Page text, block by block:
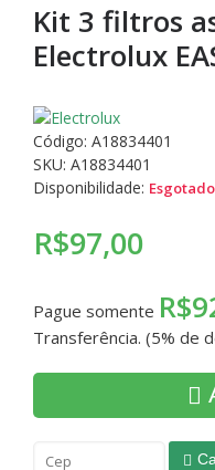
Kit 3 filtros
Electrolux
Código: A18834401
SKU: A18834401
Disponibilidade: Esgotado
R$97,00
Pague somente
Transferência. (5% de